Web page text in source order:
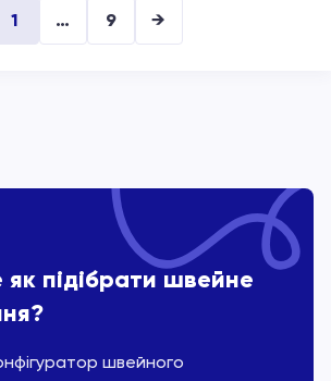
1 … 9 →
як підібрати швейне
швейного